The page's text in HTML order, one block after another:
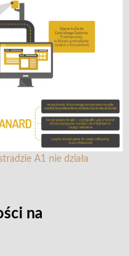
A1 nie działa
na